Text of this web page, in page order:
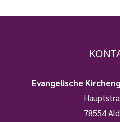
Evangelische
78554